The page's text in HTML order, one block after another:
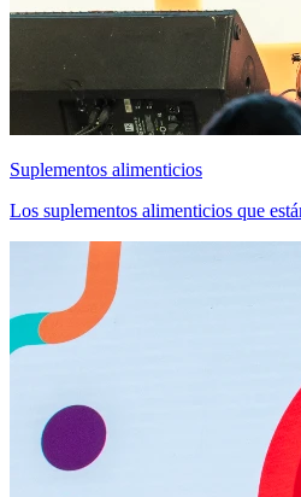
Suplementos alimenticios
Los suplementos alimenticios que